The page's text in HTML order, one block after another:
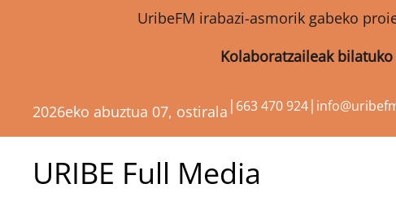
UribeFM irabazi-asmorik gabeko
Kolaboratzaileak
2026eko abuztua 07, ostirala | 663 470 924|
URIBE Full Media